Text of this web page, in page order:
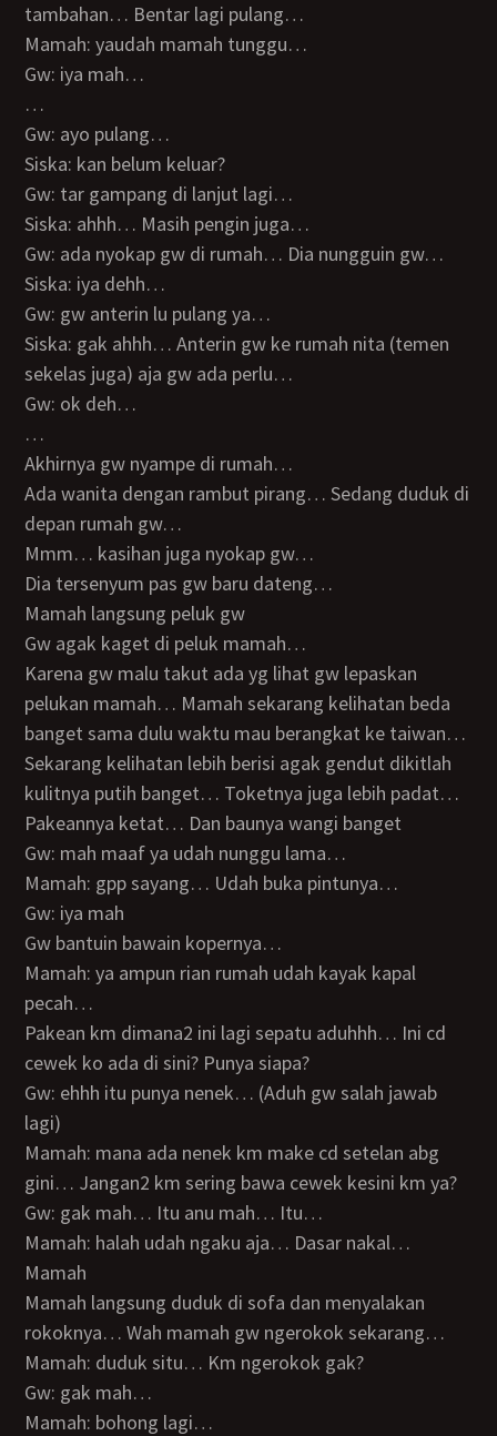
tambahan… Bentar lagi pulang…
Mamah: yaudah mamah tunggu…
Gw: iya mah…
…
Gw: ayo pulang…
Siska: kan belum keluar?
Gw: tar gampang di lanjut lagi…
Siska: ahhh… Masih pengin juga…
Gw: ada nyokap gw di rumah… Dia nungguin gw…
Siska: iya dehh…
Gw: gw anterin lu pulang ya…
Siska: gak ahhh… Anterin gw ke rumah nita (temen
sekelas juga) aja gw ada perlu…
Gw: ok deh…
…
Akhirnya gw nyampe di rumah…
Ada wanita dengan rambut pirang… Sedang duduk di
depan rumah gw…
Mmm… kasihan juga nyokap gw…
Dia tersenyum pas gw baru dateng…
Mamah langsung peluk gw
Gw agak kaget di peluk mamah…
Karena gw malu takut ada yg lihat gw lepaskan
pelukan mamah… Mamah sekarang kelihatan beda
banget sama dulu waktu mau berangkat ke taiwan…
Sekarang kelihatan lebih berisi agak gendut dikitlah
kulitnya putih banget… Toketnya juga lebih padat…
Pakeannya ketat… Dan baunya wangi banget
Gw: mah maaf ya udah nunggu lama…
Mamah: gpp sayang… Udah buka pintunya…
Gw: iya mah
Gw bantuin bawain kopernya…
Mamah: ya ampun rian rumah udah kayak kapal
pecah…
Pakean km dimana2 ini lagi sepatu aduhhh… Ini cd
cewek ko ada di sini? Punya siapa?
Gw: ehhh itu punya nenek… (Aduh gw salah jawab
lagi)
Mamah: mana ada nenek km make cd setelan abg
gini… Jangan2 km sering bawa cewek kesini km ya?
Gw: gak mah… Itu anu mah… Itu…
Mamah: halah udah ngaku aja… Dasar nakal…
Mamah
Mamah langsung duduk di sofa dan menyalakan
rokoknya… Wah mamah gw ngerokok sekarang…
Mamah: duduk situ… Km ngerokok gak?
Gw: gak mah…
Mamah: bohong lagi…